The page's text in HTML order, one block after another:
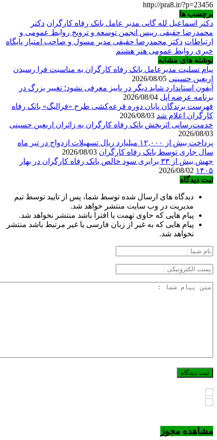
http://pra8.ir/?p=23456
برچسب ها
دکتر اسماعیل لله گانی مدیر عامل بانک رفاه کارگران دکتر
محمدرضا حقیقی رییس انجمن توسعه و ترویج روابط عمومی و
ارتباطات دکتر محمدرضا حقیقی مدیر مسول و صاحب امتیاز پایگاه
خبری روابط عمومی هنر هشتم
نوشته های مشابه
پیام تسلیت مدیرعامل بانک رفاه کارگران به مناسبت فرا رسیدن
اربعین حسینی
آیفون استاندارد شاید دیگر در پاییز معرفی نشود؛ تغییر بزرگ در
برنامه عرضه اپل
فهرست برندگان پایان دوره قرعه‌کشی طرح «فرالیگ» بانک رفاه
کارگران اعلام شد
خدمت‌رسانی اثربخش بانک رفاه کارگران به زائران اربعین حسینی
2026/08/03
پرداخت بیش از ۱۲,۰۰۰ میلیارد ریال تسهیلات ازدواج در تیر ماه
سال جاری توسط بانک رفاه کارگران
جهش بیش از ۳۳ برابری سود خالص بانک رفاه کارگران در بهار
۱۴۰۵
ثبت دیدگاه
دیدگاه های ارسال شده توسط شما، پس از تایید توسط تیم
مدیریت در وب سایت منتشر خواهد شد.
پیام هایی که حاوی تهمت یا افترا باشد منتشر نخواهد شد.
پیام هایی که به غیر از زبان فارسی یا غیر مرتبط باشد منتشر
نخواهد شد.
مشاهده مجوز